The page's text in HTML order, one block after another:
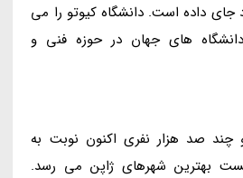
خود جای داده است. دانشگاه کیوتو را می
های جهان در حوزه فنی و
صد هزار نفری اکنون نوبت به
بهترین شهرهای ژاپن می رسد.